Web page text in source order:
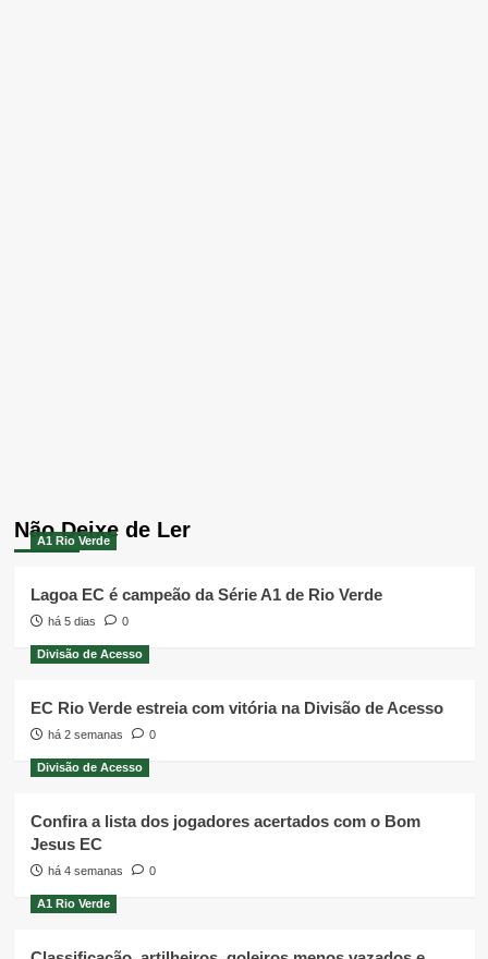
Não Deixe de Ler
A1 Rio Verde
Lagoa EC é campeão da Série A1 de Rio Verde
há 5 dias 0
Divisão de Acesso
EC Rio Verde estreia com vitória na Divisão de Acesso
há 2 semanas 0
Divisão de Acesso
Confira a lista dos jogadores acertados com o Bom
Jesus EC
há 4 semanas 0
A1 Rio Verde